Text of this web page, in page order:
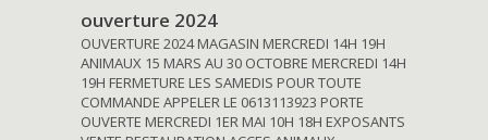
ouverture 2024
OUVERTURE 2024 MAGASIN MERCREDI 14H 19H
ANIMAUX 15 MARS AU 30 OCTOBRE MERCREDI 14H
19H FERMETURE LES SAMEDIS POUR TOUTE
COMMANDE APPELER LE 0613113923 PORTE
OUVERTE MERCREDI 1ER MAI 10H 18H EXPOSANTS